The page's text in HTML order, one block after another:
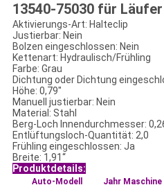
13540-75030 für
Aktivierungs-Art: Halteclip
Justierbar: Nein
Bolzen eingeschlossen: Nein
Kettenart: Hydraulisch/Frühling
Farbe: Grau
Dichtung oder Dichtung
Höhe: 0,79"
Manuell justierbar: Nein
Material: Stahl
Berg-Loch Innendurchmesser:
Entlüftungsloch-Quantität: 2,0
Frühling eingeschlossen: Ja
Breite: 1,91“
Produktdetails:
Auto-Modell Jahr Maschine